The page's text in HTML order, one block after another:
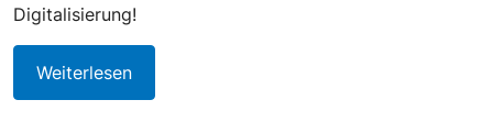
Digitalisierung!
Weiterlesen